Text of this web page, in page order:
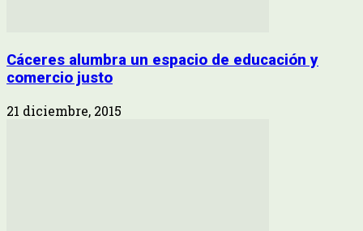
Cáceres alumbra un espacio de educación y
comercio justo
21 diciembre, 2015